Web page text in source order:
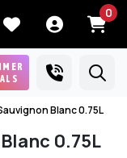
0
Blanc 0.75L
0.75L